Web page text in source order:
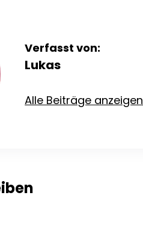
Verfasst von:
Lukas
Alle Beiträge anzeigen